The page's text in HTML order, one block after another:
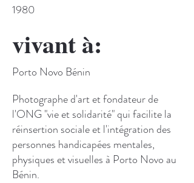
1980
vivant à:
Porto Novo Bénin
Photographe d'art et fondateur de
l'ONG "vie et solidarité" qui facilite la
réinsertion sociale et l'intégration des
personnes handicapées mentales,
physiques et visuelles à Porto Novo au
Bénin.